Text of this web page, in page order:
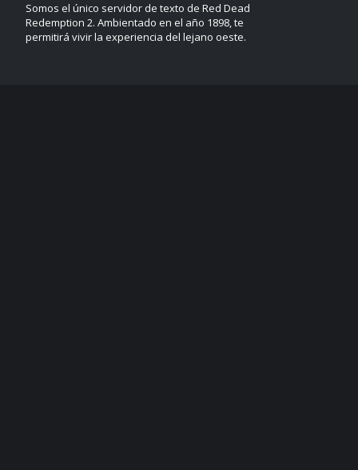
Somos el único servidor de texto de Red Dead
Redemption 2. Ambientado en el año 1898, te
permitirá vivir la experiencia del lejano oeste.